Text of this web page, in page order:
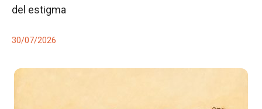
del estigma
30/07/2026